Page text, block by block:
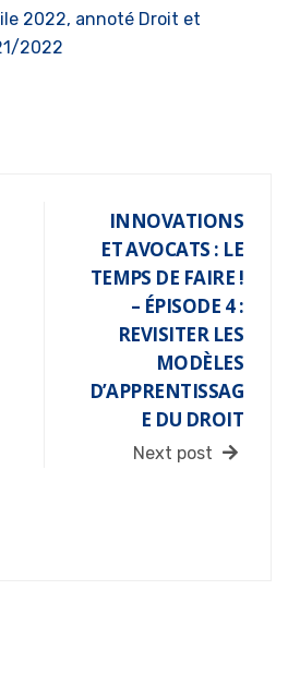
2022, annoté Droit et
2022
INNOVATIONS
ET AVOCATS : LE
TEMPS DE FAIRE !
– ÉPISODE 4 :
REVISITER LES
MODÈLES
D’APPRENTISSAG
E DU DROIT
Next post